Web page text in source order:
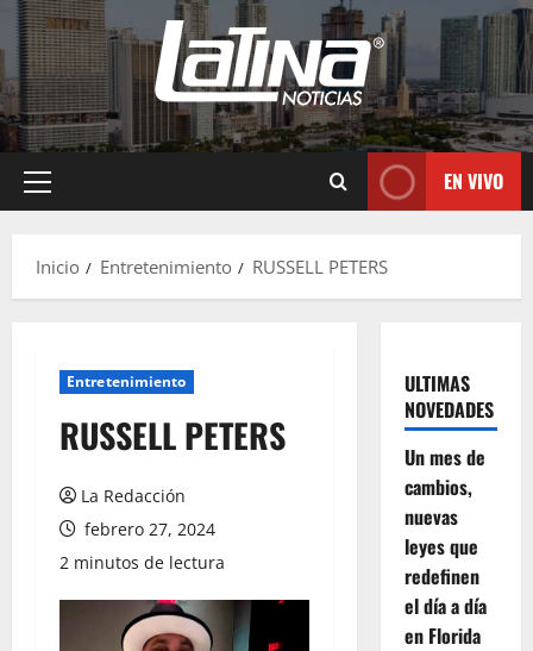
EN VIVO
Inicio Entretenimiento RUSSELL PETERS
Entretenimiento
RUSSELL PETERS
La Redacción
febrero 27, 2024
2 minutos de lectura
ULTIMAS
NOVEDADES
Un mes de
cambios,
nuevas
leyes que
redefinen
el día a día
en Florida